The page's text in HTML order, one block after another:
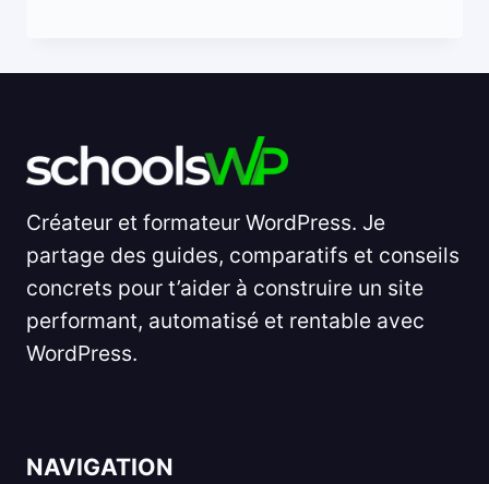
Créateur et formateur WordPress. Je
partage des guides, comparatifs et conseils
concrets pour t’aider à construire un site
performant, automatisé et rentable avec
WordPress.
NAVIGATION